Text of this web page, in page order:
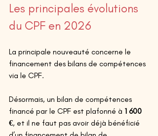
Les principales évolutions
du CPF en 2026
La principale nouveauté concerne le
financement des bilans de compétences
via le CPF.
Désormais, un bilan de compétences
financé par le CPF est plafonné à 1 600
€, et il ne faut pas avoir déjà bénéficié